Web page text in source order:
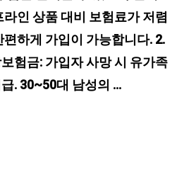
인 상품 대비 보험료가 저렴
하게 가입이 가능합니다. 2.
험금: 가입자 사망 시 유가족
. 30~50대 남성의 …